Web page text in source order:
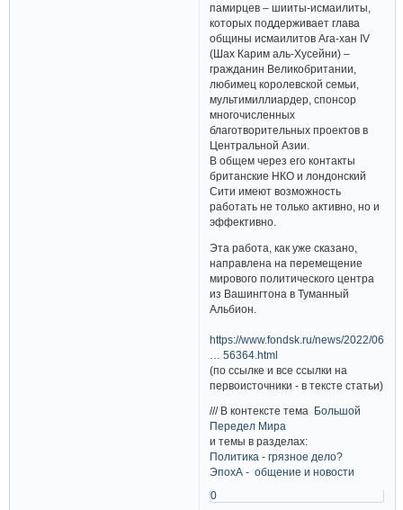
памирцев – шииты-исмаилиты,
которых поддерживает глава
общины исмаилитов Ага-хан IV
(Шах Карим аль-Хусейни) –
гражданин Великобритании,
любимец королевской семьи,
мультимиллиардер, спонсор
многочисленных
благотворительных проектов в
Центральной Азии.
В общем через его контакты
британские НКО и лондонский
Сити имеют возможность
работать не только активно, но и
эффективно.
Эта работа, как уже сказано,
направлена на перемещение
мирового политического центра
из Вашингтона в Туманный
Альбион.
https://www.fondsk.ru/news/2022/06/
… 56364.html
(по ссылке и все ссылки на
первоисточники - в тексте статьи)
/// В контексте тема
Большой
Передел Мира
и темы в разделах:
Политика - грязное дело?
ЭпохА - общение и новости
0